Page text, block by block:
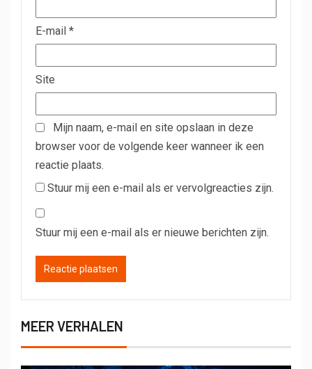
E-mail *
Site
Mijn naam, e-mail en site opslaan in deze
browser voor de volgende keer wanneer ik een
reactie plaats.
Stuur mij een e-mail als er vervolgreacties zijn.
Stuur mij een e-mail als er nieuwe berichten zijn.
MEER VERHALEN